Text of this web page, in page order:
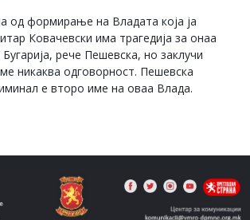
од формирање на Владата која ја
Ковачевски има трагедија за онаа
рече Пешевска, но заклучи
никаква одговорност. Пешевска
е второ име на оваа Влада.